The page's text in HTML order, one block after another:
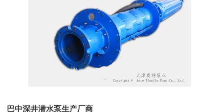
巴中深井潜水泵生产厂商